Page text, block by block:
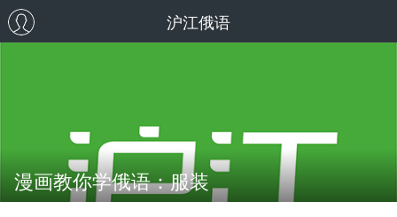
沪江俄语
漫画教你学俄语：服装